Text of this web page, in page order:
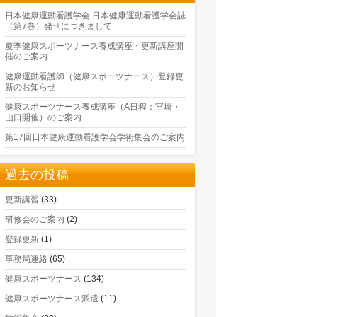
日本健康運動看護学会 日本健康運動看護学会誌
（第7巻）発刊につきまして
夏季健康スポーツナース養成講座・更新講座開
催のご案内
健康運動看護師（健康スポーツナース）登録更
新のお知らせ
健康スポーツナース養成講座（A日程：宮崎・
山口開催）のご案内
第17回日本健康運動看護学会学術集会のご案内
過去の投稿
更新講習 (33)
研修会のご案内 (2)
登録更新 (1)
事務局連絡 (65)
健康スポーツナース (134)
健康スポーツナース派遣 (11)